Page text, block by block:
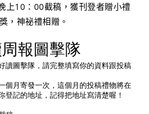
上10：00截稿，獲刊登者贈小禮
，神祕禮相贈。